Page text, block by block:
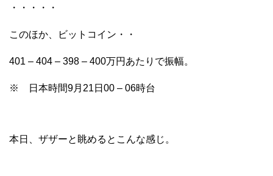
・・・・・
このほか、ビットコイン・・
401 – 404 – 398 – 400万円あたりで振幅。
※ 日本時間9月21日00 – 06時台
本日、ザザーと眺めるとこんな感じ。